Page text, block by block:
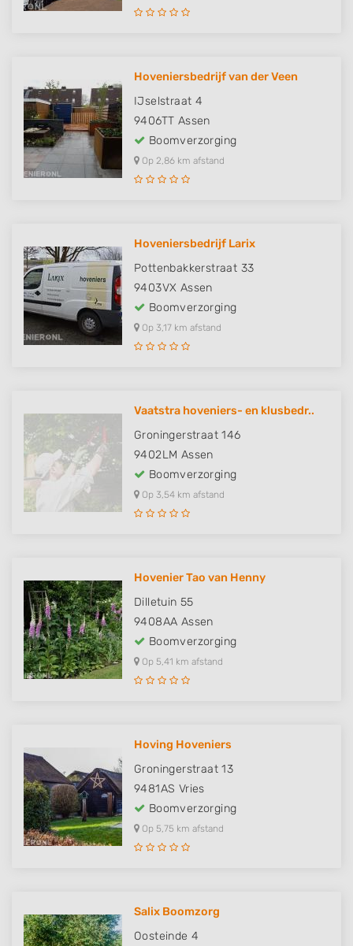
Hoveniersbedrijf van der Veen
IJselstraat 4
9406TT Assen
Boomverzorging
Op 2,86 km afstand
Hoveniersbedrijf Larix
Pottenbakkerstraat 33
9403VX Assen
Boomverzorging
Op 3,17 km afstand
Vaatstra hoveniers- en klusbedr..
Groningerstraat 146
9402LM Assen
Boomverzorging
Op 3,54 km afstand
Hovenier Tao van Henny
Dilletuin 55
9408AA Assen
Boomverzorging
Op 5,41 km afstand
Hoving Hoveniers
Groningerstraat 13
9481AS Vries
Boomverzorging
Op 5,75 km afstand
Salix Boomzorg
Oosteinde 4